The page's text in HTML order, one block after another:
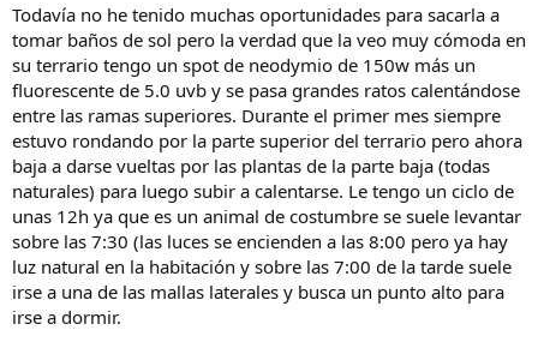
Todavía no he tenido muchas oportunidades para sacarla a
tomar baños de sol pero la verdad que la veo muy cómoda en
su terrario tengo un spot de neodymio de 150w más un
fluorescente de 5.0 uvb y se pasa grandes ratos calentándose
entre las ramas superiores. Durante el primer mes siempre
estuvo rondando por la parte superior del terrario pero ahora
baja a darse vueltas por las plantas de la parte baja (todas
naturales) para luego subir a calentarse. Le tengo un ciclo de
unas 12h ya que es un animal de costumbre se suele levantar
sobre las 7:30 (las luces se encienden a las 8:00 pero ya hay
luz natural en la habitación y sobre las 7:00 de la tarde suele
irse a una de las mallas laterales y busca un punto alto para
irse a dormir.